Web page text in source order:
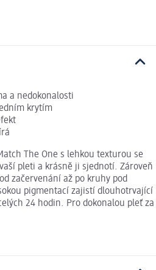
a nedokonalosti
krytím
The One s lehkou texturou se
pleti a krásně ji sjednotí. Zároveň
začervenání až po kruhy pod
pigmentací zajistí dlouhotrvající
24 hodin. Pro dokonalou pleť za